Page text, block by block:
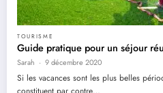
TOURISME
Guide pratique pour un séjour
Sarah 9 décembre 2020
Si les vacances sont les plus belles